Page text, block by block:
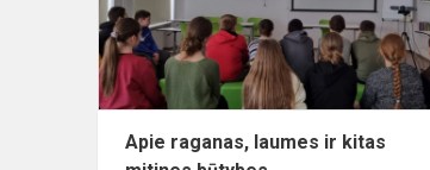
Apie raganas, laumes ir kitas